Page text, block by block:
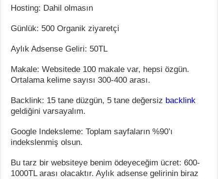
Hosting: Dahil olmasın
Günlük: 500 Organik ziyaretçi
Aylık Adsense Geliri: 50TL
Makale: Websitede 100 makale var, hepsi özgün.
Ortalama kelime sayısı 300-400 arası.
Backlink: 15 tane düzgün, 5 tane değersiz backlink
geldiğini varsayalım.
Google Indeksleme: Toplam sayfaların %90’ı
indekslenmiş olsun.
Bu tarz bir websiteye benim ödeyeceğim ücret: 600-
1000TL arası olacaktır. Aylık adsense gelirinin biraz